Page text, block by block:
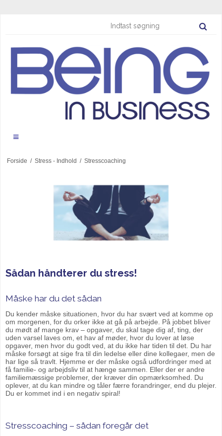
Forside / Stress - Indhold / Stresscoaching
Sådan håndterer du stress!
Måske har du det sådan
Du kender måske situationen, hvor du har svært ved at komme op
om morgenen, for du orker ikke at gå på arbejde. På jobbet bliver
du mødt af mange krav – opgaver, du skal tage dig af, ting, der
uden varsel laves om, et hav af møder, hvor du lover at løse
opgaver, men hvor du godt ved, at du ikke har tiden til det. Du har
måske forsøgt at sige fra til din ledelse eller dine kollegaer, men de
har lige så travlt. Hjemme er der måske også udfordringer med at
få familie- og arbejdsliv til at hænge sammen. Eller der er andre
familiemæssige problemer, der kræver din opmærksomhed. Du
oplever, at du kan mindre og tåler færre forandringer, end du plejer.
Du er kommet ind i en negativ spiral!
Stresscoaching – sådan foregår det